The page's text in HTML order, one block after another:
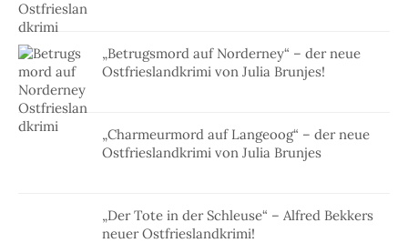
„Betrugsmord auf Norderney“ – der neue
Ostfrieslandkrimi von Julia Brunjes!
„Charmeurmord auf Langeoog“ – der neue
Ostfrieslandkrimi von Julia Brunjes
„Der Tote in der Schleuse“ – Alfred Bekkers
neuer Ostfrieslandkrimi!